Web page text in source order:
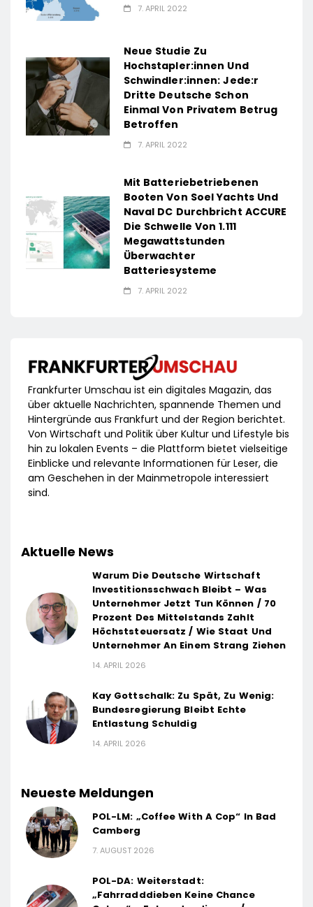
7. APRIL 2022
Neue Studie Zu
Hochstapler:innen Und
Schwindler:innen: Jede:r
Dritte Deutsche Schon
Einmal Von Privatem Betrug
Betroffen
7. APRIL 2022
Mit Batteriebetriebenen
Booten Von Soel Yachts Und
Naval DC Durchbricht ACCURE
Die Schwelle Von 1.111
Megawattstunden
Überwachter
Batteriesysteme
7. APRIL 2022
Frankfurter Umschau ist ein digitales Magazin, das
über aktuelle Nachrichten, spannende Themen und
Hintergründe aus Frankfurt und der Region berichtet.
Von Wirtschaft und Politik über Kultur und Lifestyle bis
hin zu lokalen Events – die Plattform bietet vielseitige
Einblicke und relevante Informationen für Leser, die
am Geschehen in der Mainmetropole interessiert
sind.
Aktuelle News
Warum Die Deutsche Wirtschaft
Investitionsschwach Bleibt – Was
Unternehmer Jetzt Tun Können / 70
Prozent Des Mittelstands Zahlt
Höchststeuersatz / Wie Staat Und
Unternehmer An Einem Strang Ziehen
14. APRIL 2026
Kay Gottschalk: Zu Spät, Zu Wenig:
Bundesregierung Bleibt Echte
Entlastung Schuldig
14. APRIL 2026
Neueste Meldungen
POL-LM: „Coffee With A Cop“ In Bad
Camberg
7. AUGUST 2026
POL-DA: Weiterstadt:
„Fahrradddieben Keine Chance